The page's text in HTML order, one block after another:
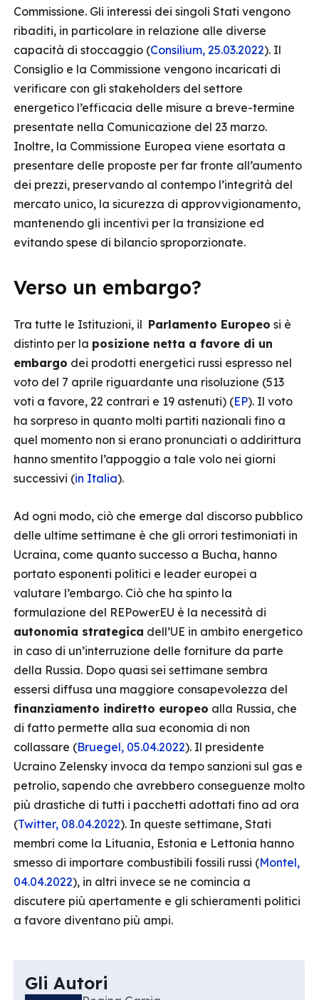
Commissione. Gli interessi dei singoli Stati vengono
ribaditi, in particolare in relazione alle diverse
capacità di stoccaggio (Consilium, 25.03.2022). Il
Consiglio e la Commissione vengono incaricati di
verificare con gli stakeholders del settore
energetico l’efficacia delle misure a breve-termine
presentate nella Comunicazione del 23 marzo.
Inoltre, la Commissione Europea viene esortata a
presentare delle proposte per far fronte all’aumento
dei prezzi, preservando al contempo l’integrità del
mercato unico, la sicurezza di approvvigionamento,
mantenendo gli incentivi per la transizione ed
evitando spese di bilancio sproporzionate.
Verso un embargo?
Tra tutte le Istituzioni, il Parlamento Europeo si è
distinto per la posizione netta a favore di un
embargo dei prodotti energetici russi espresso nel
voto del 7 aprile riguardante una risoluzione (513
voti a favore, 22 contrari e 19 astenuti) (EP). Il voto
ha sorpreso in quanto molti partiti nazionali fino a
quel momento non si erano pronunciati o addirittura
hanno smentito l’appoggio a tale volo nei giorni
successivi (in Italia).
Ad ogni modo, ciò che emerge dal discorso pubblico
delle ultime settimane è che gli orrori testimoniati in
Ucraina, come quanto successo a Bucha, hanno
portato esponenti politici e leader europei a
valutare l’embargo. Ciò che ha spinto la
formulazione del REPowerEU è la necessità di
autonomia strategica dell’UE in ambito energetico
in caso di un’interruzione delle forniture da parte
della Russia. Dopo quasi sei settimane sembra
essersi diffusa una maggiore consapevolezza del
finanziamento indiretto europeo alla Russia, che
di fatto permette alla sua economia di non
collassare (Bruegel, 05.04.2022). Il presidente
Ucraino Zelensky invoca da tempo sanzioni sul gas e
petrolio, sapendo che avrebbero conseguenze molto
più drastiche di tutti i pacchetti adottati fino ad ora
(Twitter, 08.04.2022). In queste settimane, Stati
membri come la Lituania, Estonia e Lettonia hanno
smesso di importare combustibili fossili russi (Montel,
04.04.2022), in altri invece se ne comincia a
discutere più apertamente e gli schieramenti politici
a favore diventano più ampi.
Gli Autori